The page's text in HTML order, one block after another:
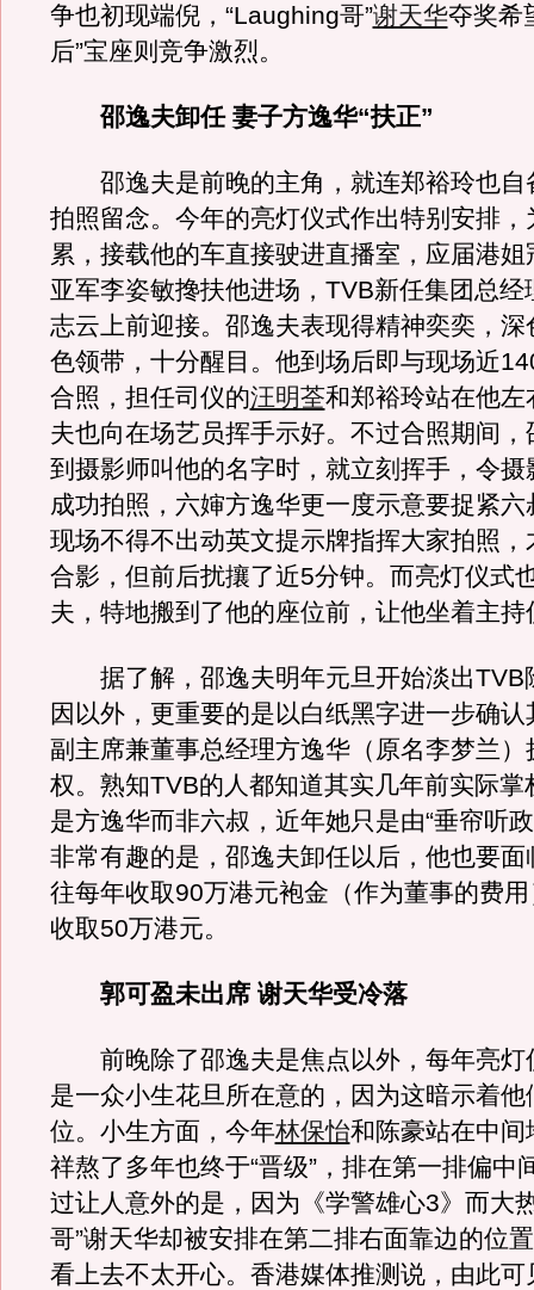
争也初现端倪，“Laughing哥”谢天华夺奖希
后”宝座则竞争激烈。
邵逸夫卸任 妻子方逸华“扶正”
邵逸夫是前晚的主角，就连郑裕玲也自
拍照留念。今年的亮灯仪式作出特别安排，
累，接载他的车直接驶进直播室，应届港姐
亚军李姿敏搀扶他进场，TVB新任集团总经
志云上前迎接。邵逸夫表现得精神奕奕，深
色领带，十分醒目。他到场后即与现场近
合照，担任司仪的汪明荃和郑裕玲站在他左
夫也向在场艺员挥手示好。不过合照期间，
到摄影师叫他的名字时，就立刻挥手，令摄
成功拍照，六婶方逸华更一度示意要捉紧六
现场不得不出动英文提示牌指挥大家拍照，
合影，但前后扰攘了近5分钟。而亮灯仪式
夫，特地搬到了他的座位前，让他坐着主持
据了解，邵逸夫明年元旦开始淡出TVB
因以外，更重要的是以白纸黑字进一步确
副主席兼董事总经理方逸华（原名李梦兰）
权。熟知TVB的人都知道其实几年前实际掌
是方逸华而非六叔，近年她只是由“垂帘听
非常有趣的是，邵逸夫卸任以后，他也要面
往每年收取90万港元袍金（作为董事的费
收取50万港元。
郭可盈未出席 谢天华受冷落
前晚除了邵逸夫是焦点以外，每年亮灯
是一众小生花旦所在意的，因为这暗示着他
位。小生方面，今年林保怡和陈豪站在中间
祥熬了多年也终于“晋级”，排在第一排偏中
过让人意外的是，因为《学警雄心3》而大
哥”谢天华却被安排在第二排右面靠边的位
看上去不太开心。香港媒体推测说，由此可